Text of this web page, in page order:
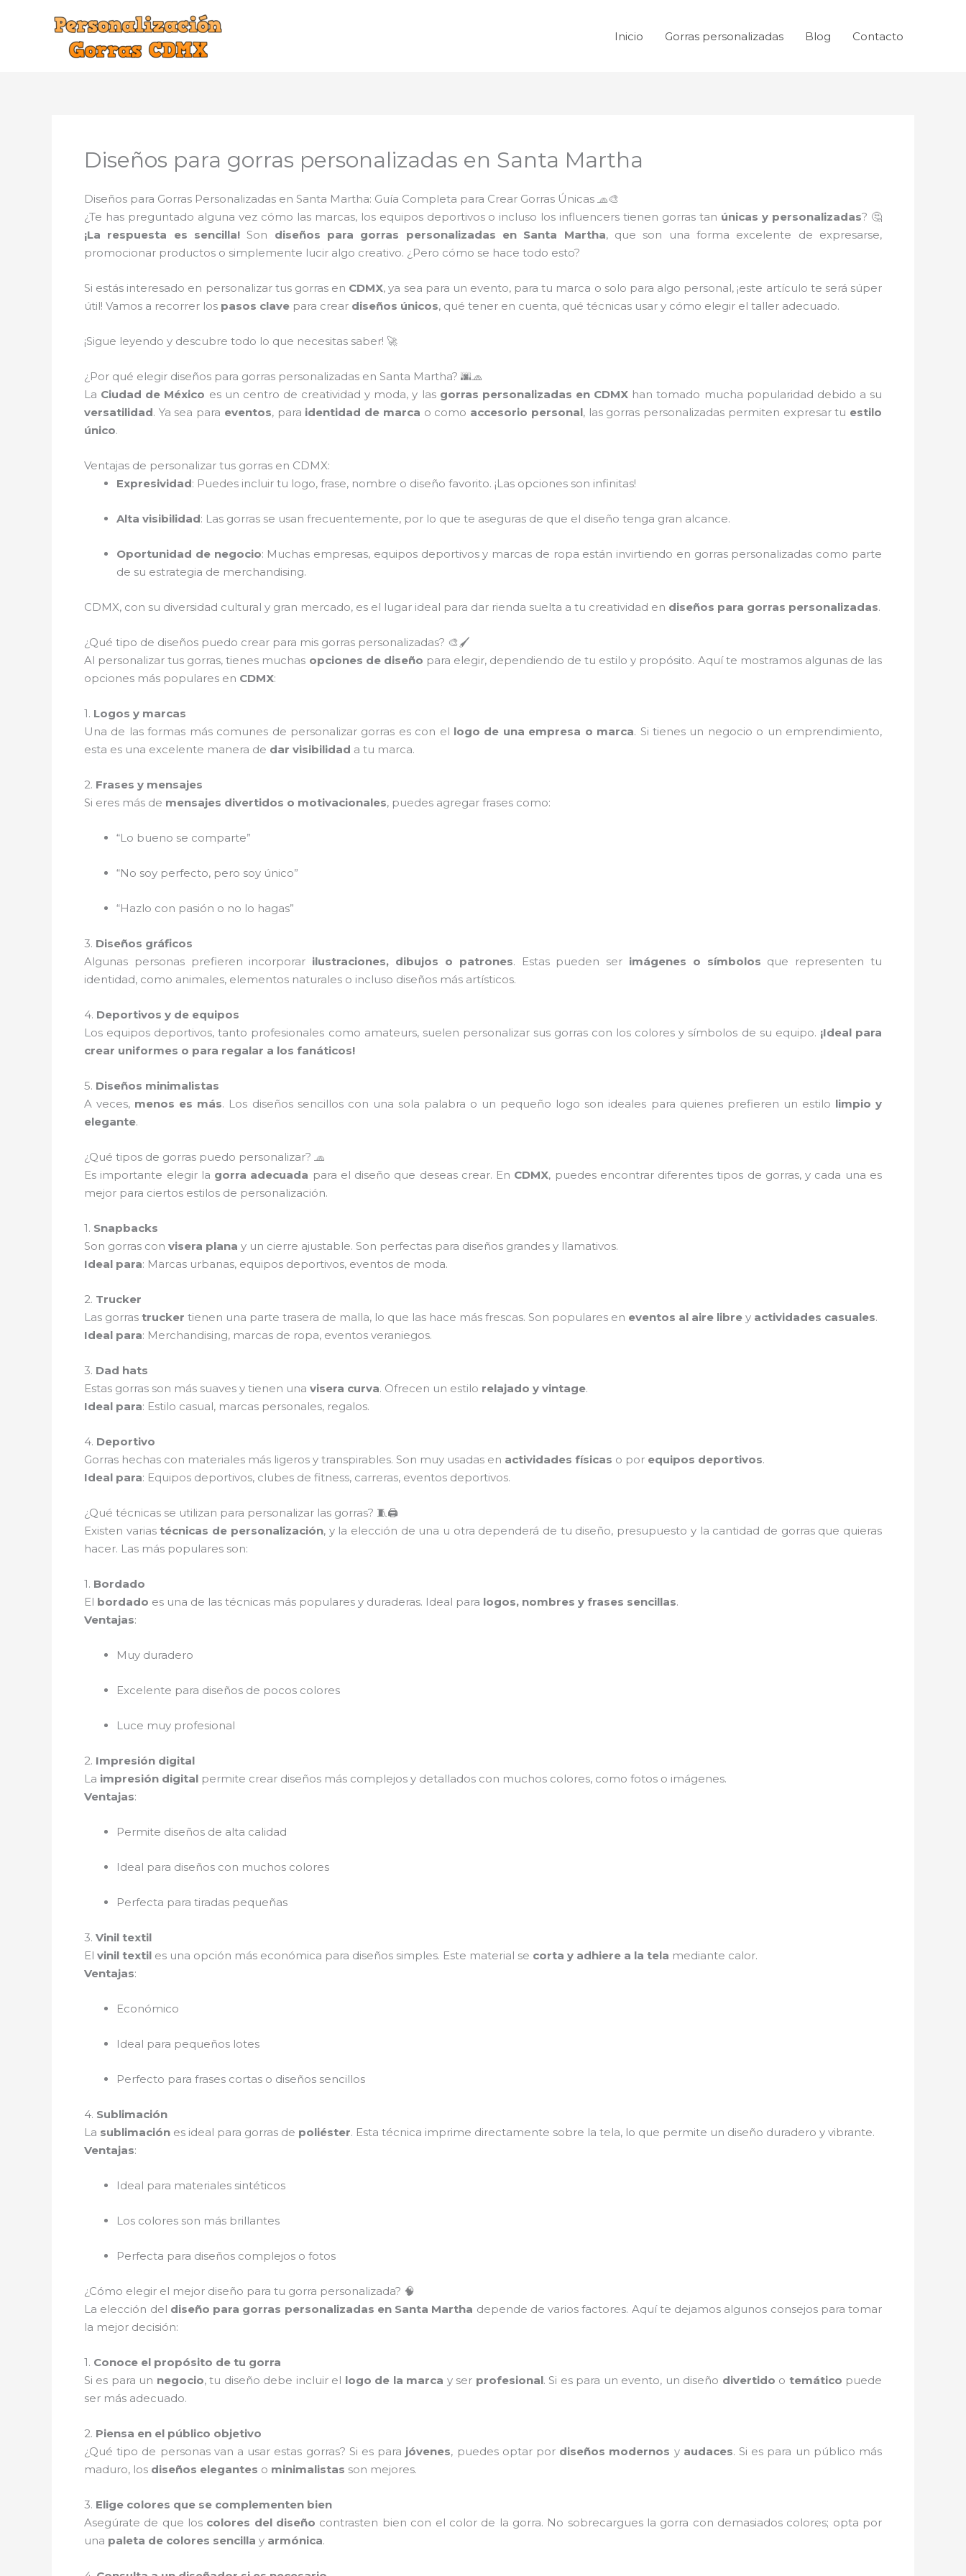
Inicio Gorras personalizadas Blog Contacto
Diseños para gorras personalizadas en Santa Martha
Diseños para Gorras Personalizadas en Santa Martha: Guía Completa para Crear Gorras Únicas 🧢🎨
¿Te has preguntado alguna vez cómo las marcas, los equipos deportivos o incluso los influencers tienen gorras tan únicas y personalizadas? 🤔
¡La respuesta es sencilla! Son diseños para gorras personalizadas en Santa Martha, que son una forma excelente de expresarse,
promocionar productos o simplemente lucir algo creativo. ¿Pero cómo se hace todo esto?
Si estás interesado en personalizar tus gorras en CDMX, ya sea para un evento, para tu marca o solo para algo personal, ¡este artículo te será súper
útil! Vamos a recorrer los pasos clave para crear diseños únicos, qué tener en cuenta, qué técnicas usar y cómo elegir el taller adecuado.
¡Sigue leyendo y descubre todo lo que necesitas saber! 🚀
¿Por qué elegir diseños para gorras personalizadas en Santa Martha? 🌆🧢
La Ciudad de México es un centro de creatividad y moda, y las gorras personalizadas en CDMX han tomado mucha popularidad debido a su
versatilidad. Ya sea para eventos, para identidad de marca o como accesorio personal, las gorras personalizadas permiten expresar tu estilo
único.
Ventajas de personalizar tus gorras en CDMX:
Expresividad: Puedes incluir tu logo, frase, nombre o diseño favorito. ¡Las opciones son infinitas!
Alta visibilidad: Las gorras se usan frecuentemente, por lo que te aseguras de que el diseño tenga gran alcance.
Oportunidad de negocio: Muchas empresas, equipos deportivos y marcas de ropa están invirtiendo en gorras personalizadas como parte
de su estrategia de merchandising.
CDMX, con su diversidad cultural y gran mercado, es el lugar ideal para dar rienda suelta a tu creatividad en diseños para gorras personalizadas.
¿Qué tipo de diseños puedo crear para mis gorras personalizadas? 🎨🖌️
Al personalizar tus gorras, tienes muchas opciones de diseño para elegir, dependiendo de tu estilo y propósito. Aquí te mostramos algunas de las
opciones más populares en CDMX:
1. Logos y marcas
Una de las formas más comunes de personalizar gorras es con el logo de una empresa o marca. Si tienes un negocio o un emprendimiento,
esta es una excelente manera de dar visibilidad a tu marca.
2. Frases y mensajes
Si eres más de mensajes divertidos o motivacionales, puedes agregar frases como:
“Lo bueno se comparte”
“No soy perfecto, pero soy único”
“Hazlo con pasión o no lo hagas”
3. Diseños gráficos
Algunas personas prefieren incorporar ilustraciones, dibujos o patrones. Estas pueden ser imágenes o símbolos que representen tu
identidad, como animales, elementos naturales o incluso diseños más artísticos.
4. Deportivos y de equipos
Los equipos deportivos, tanto profesionales como amateurs, suelen personalizar sus gorras con los colores y símbolos de su equipo. ¡Ideal para
crear uniformes o para regalar a los fanáticos!
5. Diseños minimalistas
A veces, menos es más. Los diseños sencillos con una sola palabra o un pequeño logo son ideales para quienes prefieren un estilo limpio y
elegante.
¿Qué tipos de gorras puedo personalizar? 🧢
Es importante elegir la gorra adecuada para el diseño que deseas crear. En CDMX, puedes encontrar diferentes tipos de gorras, y cada una es
mejor para ciertos estilos de personalización.
1. Snapbacks
Son gorras con visera plana y un cierre ajustable. Son perfectas para diseños grandes y llamativos.
Ideal para: Marcas urbanas, equipos deportivos, eventos de moda.
2. Trucker
Las gorras trucker tienen una parte trasera de malla, lo que las hace más frescas. Son populares en eventos al aire libre y actividades casuales.
Ideal para: Merchandising, marcas de ropa, eventos veraniegos.
3. Dad hats
Estas gorras son más suaves y tienen una visera curva. Ofrecen un estilo relajado y vintage.
Ideal para: Estilo casual, marcas personales, regalos.
4. Deportivo
Gorras hechas con materiales más ligeros y transpirables. Son muy usadas en actividades físicas o por equipos deportivos.
Ideal para: Equipos deportivos, clubes de fitness, carreras, eventos deportivos.
¿Qué técnicas se utilizan para personalizar las gorras? 🧵🖨️
Existen variastécnicas de personalización, y la elección de una u otra dependerá de tu diseño, presupuesto y la cantidad de gorras que quieras
hacer. Las más populares son:
1. Bordado
El bordado es una de las técnicas más populares y duraderas. Ideal para logos, nombres y frases sencillas.
Ventajas:
Muy duradero
Excelente para diseños de pocos colores
Luce muy profesional
2. Impresión digital
La impresión digital permite crear diseños más complejos y detallados con muchos colores, como fotos o imágenes.
Ventajas:
Permite diseños de alta calidad
Ideal para diseños con muchos colores
Perfecta para tiradas pequeñas
3. Vinil textil
El vinil textil es una opción más económica para diseños simples. Este material se corta y adhiere a la tela mediante calor.
Ventajas:
Económico
Ideal para pequeños lotes
Perfecto para frases cortas o diseños sencillos
4. Sublimación
La sublimación es ideal para gorras de poliéster. Esta técnica imprime directamente sobre la tela, lo que permite un diseño duradero y vibrante.
Ventajas:
Ideal para materiales sintéticos
Los colores son más brillantes
Perfecta para diseños complejos o fotos
¿Cómo elegir el mejor diseño para tu gorra personalizada? 🧠
La elección del diseño para gorras personalizadas en Santa Martha depende de varios factores. Aquí te dejamos algunos consejos para tomar
la mejor decisión:
1. Conoce el propósito de tu gorra
Si es para un negocio, tu diseño debe incluir el logo de la marca y ser profesional. Si es para un evento, un diseño divertido o temático puede
ser más adecuado.
2. Piensa en el público objetivo
¿Qué tipo de personas van a usar estas gorras? Si es para jóvenes, puedes optar por diseños modernos y audaces. Si es para un público más
maduro, los diseños elegantes o minimalistas son mejores.
3. Elige colores que se complementen bien
Asegúrate de que los colores del diseño contrasten bien con el color de la gorra. No sobrecargues la gorra con demasiados colores; opta por
una paleta de colores sencilla y armónica.